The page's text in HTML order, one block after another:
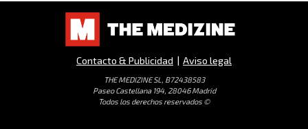
Contacto & Publicidad | Aviso legal
THE MEDIZINE SL, B72438583
Paseo Castellana 194, 28046 Madrid
Todos los derechos reservados ©